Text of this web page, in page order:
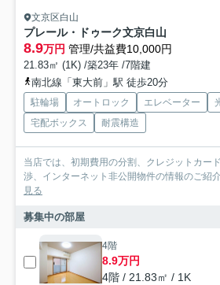
文京区白山
プレール・ドゥーク文京白山
8.9万円 管理/共益費10,000円
21.83㎡ (1K) /築23年 /7階建
南北線「東大前」駅 徒歩20分
駐輪場 オートロック エレベーター
宅配ボックス
耐震構造
当店では、初期費用の分割、クレジットカー
渉、インターネット非公開物件の情報のご紹
見る
募集中の部屋
4階
8.9万円
4階 / 21.83㎡ / 1K